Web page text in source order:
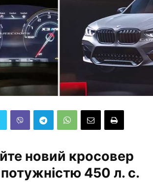
новий кросовер
потужністю 450 л. с.